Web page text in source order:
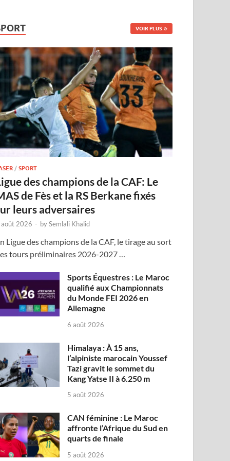
VOIR PLUS
/SPORT
des champions de la CAF: Le
de Fès et la RS Berkane fixés
leurs adversaires
2026 - bySemlali Khalid
Ligue des champions de la CAF, le tirage au sort
tours préliminaires 2026-2027 …
Sports Équestres : Le Maroc
qualifié aux Championnats
du Monde FEI 2026 en
Allemagne
6 août 2026
Himalaya : À 15 ans,
l’alpiniste marocain Youssef
Tazi gravit le sommet du
Kang Yatse II à 6.250 m
5 août 2026
CAN féminine : Le Maroc
affronte l’Afrique du Sud en
quarts de finale
5 août 2026